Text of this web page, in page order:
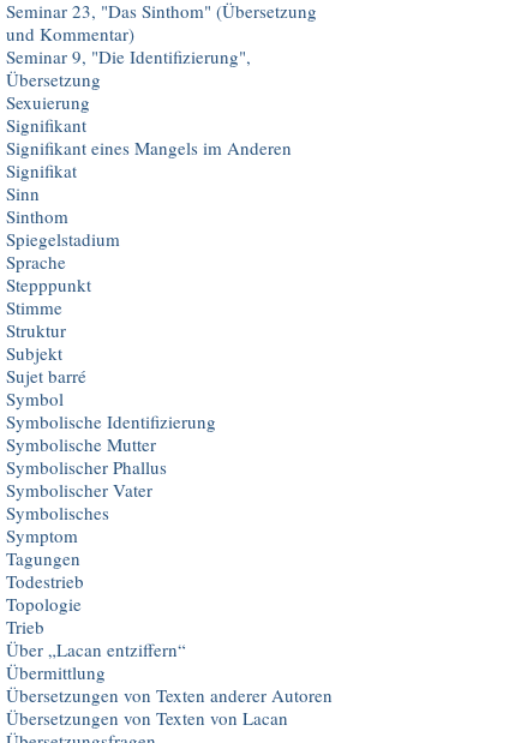
Seminar 23, "Das Sinthom" (Übersetzung
und Kommentar)
Seminar 9, "Die Identifizierung",
Übersetzung
Sexuierung
Signifikant
Signifikant eines Mangels im Anderen
Signifikat
Sinn
Sinthom
Spiegelstadium
Sprache
Stepppunkt
Stimme
Struktur
Subjekt
Sujet barré
Symbol
Symbolische Identifizierung
Symbolische Mutter
Symbolischer Phallus
Symbolischer Vater
Symbolisches
Symptom
Tagungen
Todestrieb
Topologie
Trieb
Über „Lacan entziffern“
Übermittlung
Übersetzungen von Texten anderer Autoren
Übersetzungen von Texten von Lacan